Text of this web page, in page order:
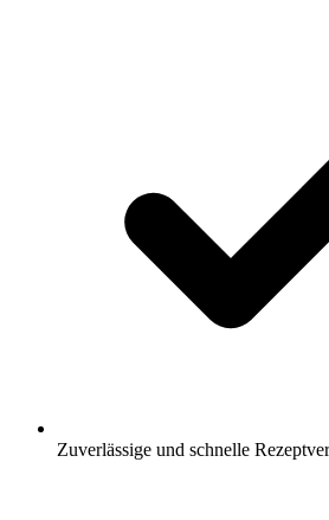
Zuverlässige und schnelle